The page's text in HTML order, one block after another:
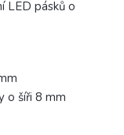
LED pásků o
o šíři 8 mm